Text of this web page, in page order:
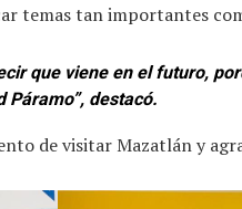
temas tan importantes
que viene en el futuro,
Páramo”, destacó.
de visitar Mazatlán y